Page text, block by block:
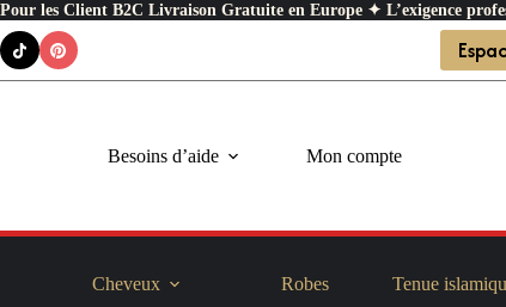
Pour les Client B2C Livraison Gratuite en Europe ✦ L’exigence
Passer
au
contenu
Besoins d’aide Mon compte
Cheveux Robes Tenue